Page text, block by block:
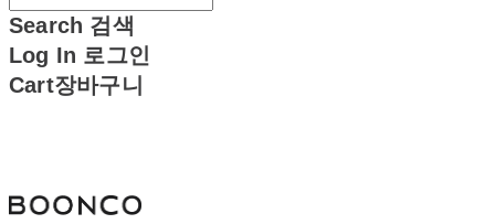
Search 검색
Log In 로그인
Cart장바구니